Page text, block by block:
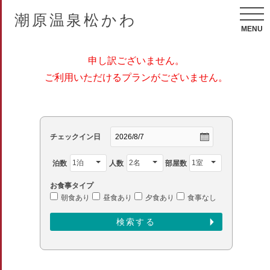
潮原温泉松かわ
MENU
申し訳ございません。
ご利用いただけるプランがございません。
チェックイン日
泊数 人数 部屋数
お食事タイプ
朝食あり
昼食あり 夕食あり 食事なし